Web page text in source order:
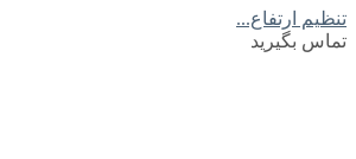
تنظیم ارتفاع...
تماس بگیرید